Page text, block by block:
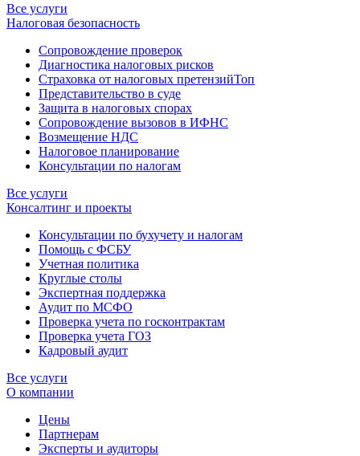
Все услуги
Налоговая безопасность
Сопровождение проверок
Диагностика налоговых рисков
Страховка от налоговых претензийТоп
Представительство в суде
Защита в налоговых спорах
Сопровождение вызовов в ИФНС
Возмещение НДС
Налоговое планирование
Консультации по налогам
Все услуги
Консалтинг и проекты
Консультации по бухучету и налогам
Помощь с ФСБУ
Учетная политика
Круглые столы
Экспертная поддержка
Аудит по МСФО
Проверка учета по госконтрактам
Проверка учета ГОЗ
Кадровый аудит
Все услуги
О компании
Цены
Партнерам
Эксперты и аудиторы